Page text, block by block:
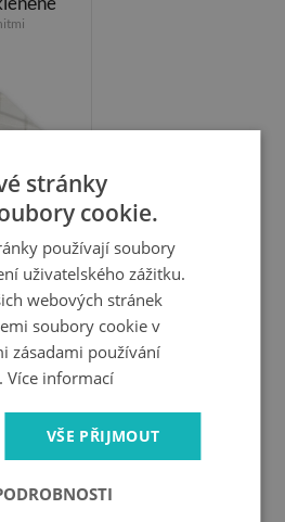
vzor
stránky
cookie.
používají soubory
uživatelského zážitku.
webových stránek
soubory cookie v
zásadami používání
Více informací
VŠE PŘIJMOUT